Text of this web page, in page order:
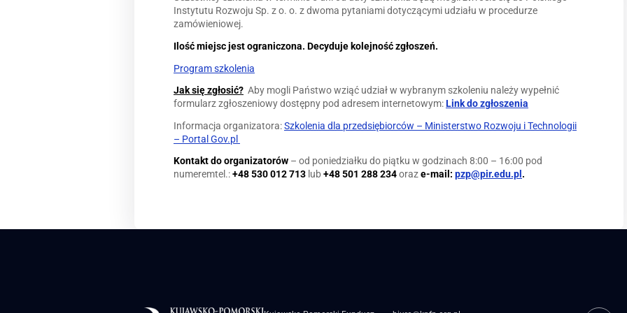
Instytutu Rozwoju Sp. z o. o. z dwoma pytaniami dotyczącymi udziału w procedurze
zamówieniowej.
Ilość miejsc jest ograniczona. Decyduje kolejność zgłoszeń.
Program szkolenia
Jak się zgłosić? Aby mogli Państwo wziąć udział w wybranym szkoleniu należy wypełnić
formularz zgłoszeniowy dostępny pod adresem internetowym:Link do zgłoszenia
Informacja organizatora:Szkolenia dla przedsiębiorców – Ministerstwo Rozwoju i Technologii
– Portal Gov.pl
Kontakt do organizatorów – od poniedziałku do piątku w godzinach 8:00 – 16:00 pod
numeremtel.:+48 530 012 713 lub+48 501 288 234oraze-mail: pzp@pir.edu.pl .